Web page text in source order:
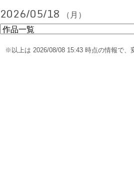
2026/05/18 （月）
※以上は 2026/08/08 15:43 時点の情報で、